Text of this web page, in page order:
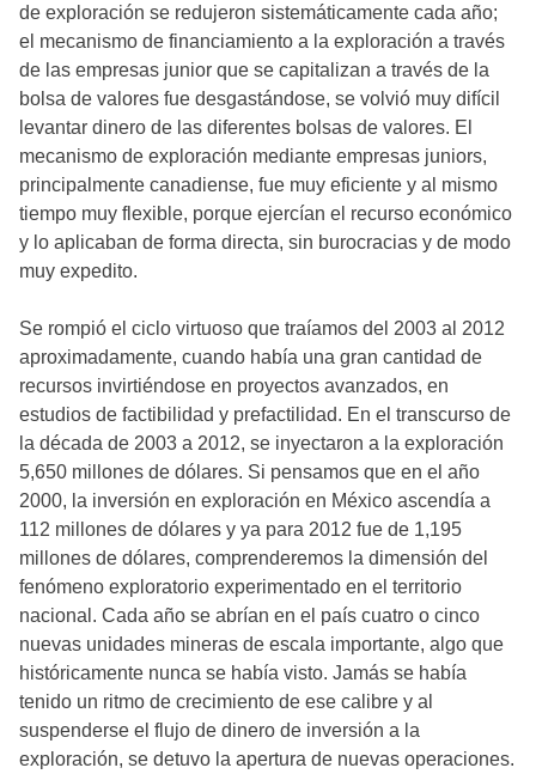
de exploración se redujeron sistemáticamente cada año;
el mecanismo de financiamiento a la exploración a través
de las empresas junior que se capitalizan a través de la
bolsa de valores fue desgastándose, se volvió muy difícil
levantar dinero de las diferentes bolsas de valores. El
mecanismo de exploración mediante empresas juniors,
principalmente canadiense, fue muy eficiente y al mismo
tiempo muy flexible, porque ejercían el recurso económico
y lo aplicaban de forma directa, sin burocracias y de modo
muy expedito.
Se rompió el ciclo virtuoso que traíamos del 2003 al 2012
aproximadamente, cuando había una gran cantidad de
recursos invirtiéndose en proyectos avanzados, en
estudios de factibilidad y prefactilidad. En el transcurso de
la década de 2003 a 2012, se inyectaron a la exploración
5,650 millones de dólares. Si pensamos que en el año
2000, la inversión en exploración en México ascendía a
112 millones de dólares y ya para 2012 fue de 1,195
millones de dólares, comprenderemos la dimensión del
fenómeno exploratorio experimentado en el territorio
nacional. Cada año se abrían en el país cuatro o cinco
nuevas unidades mineras de escala importante, algo que
históricamente nunca se había visto. Jamás se había
tenido un ritmo de crecimiento de ese calibre y al
suspenderse el flujo de dinero de inversión a la
exploración, se detuvo la apertura de nuevas operaciones.